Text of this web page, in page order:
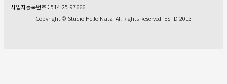
사업자등록번호 : 514-25-97666
Copyright © Studio Hello’Natz. All Rights Reserved. ESTD 2013